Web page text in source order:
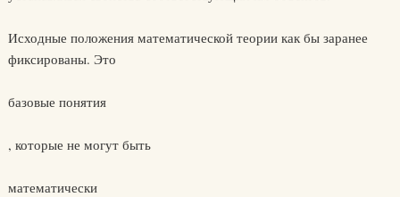
Исходные положения математической теории как бы заранее
фиксированы. Это
базовые понятия
, которые не могут быть
математически